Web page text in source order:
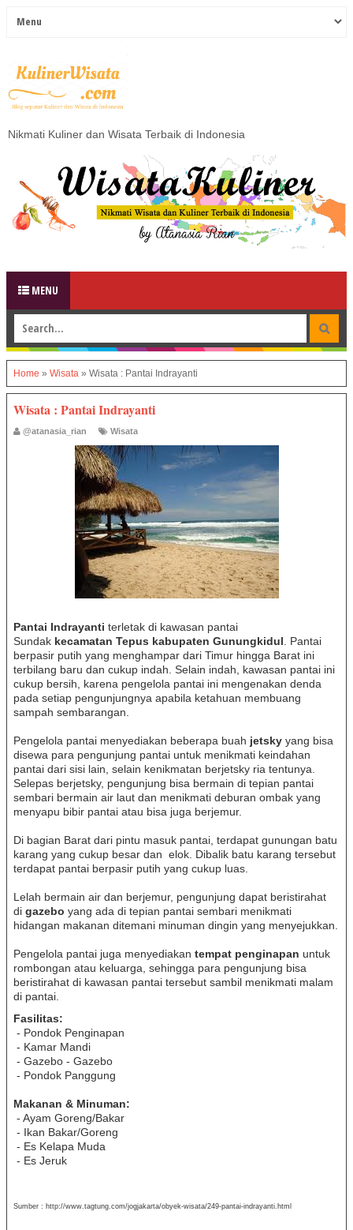
Nikmati Kuliner dan Wisata Terbaik di Indonesia
MENU
Home » Wisata » Wisata : Pantai Indrayanti
Wisata : Pantai Indrayanti
@atanasia_rian Wisata
Pantai Indrayanti terletak di kawasan pantai
Sundak kecamatan Tepus kabupaten Gunungkidul . Pantai
berpasir putih yang menghampar dari Timur hingga Barat ini
terbilang baru dan cukup indah. Selain indah, kawasan pantai ini
cukup bersih, karena pengelola pantai ini mengenakan denda
pada setiap pengunjungnya apabila ketahuan membuang
sampah sembarangan.
Pengelola pantai menyediakan beberapa buah jetsky yang bisa
disewa para pengunjung pantai untuk menikmati keindahan
pantai dari sisi lain, selain kenikmatan berjetsky ria tentunya.
Selepas berjetsky, pengunjung bisa bermain di tepian pantai
sembari bermain air laut dan menikmati deburan ombak yang
menyapu bibir pantai atau bisa juga berjemur.
Di bagian Barat dari pintu masuk pantai, terdapat gunungan batu
karang yang cukup besar dan elok. Dibalik batu karang tersebut
terdapat pantai berpasir putih yang cukup luas.
Lelah bermain air dan berjemur, pengunjung dapat beristirahat
di gazebo yang ada di tepian pantai sembari menikmati
hidangan makanan ditemani minuman dingin yang menyejukkan.
Pengelola pantai juga menyediakan tempat penginapan untuk
rombongan atau keluarga, sehingga para pengunjung bisa
beristirahat di kawasan pantai tersebut sambil menikmati malam
di pantai.
Fasilitas:
- Pondok Penginapan
- Kamar Mandi
- Gazebo - Gazebo
- Pondok Panggung
Makanan & Minuman:
- Ayam Goreng/Bakar
- Ikan Bakar/Goreng
- Es Kelapa Muda
- Es Jeruk
Sumber : http://www.tagtung.com/jogjakarta/obyek-wisata/249-pantai-indrayanti.html